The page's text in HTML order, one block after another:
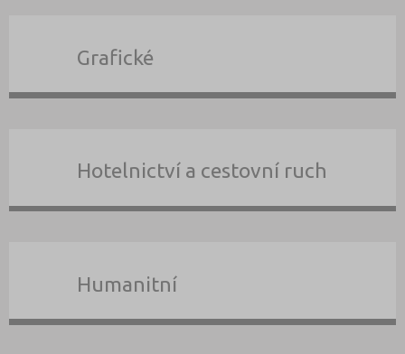
Grafické
Hotelnictví a cestovní ruch
Humanitní